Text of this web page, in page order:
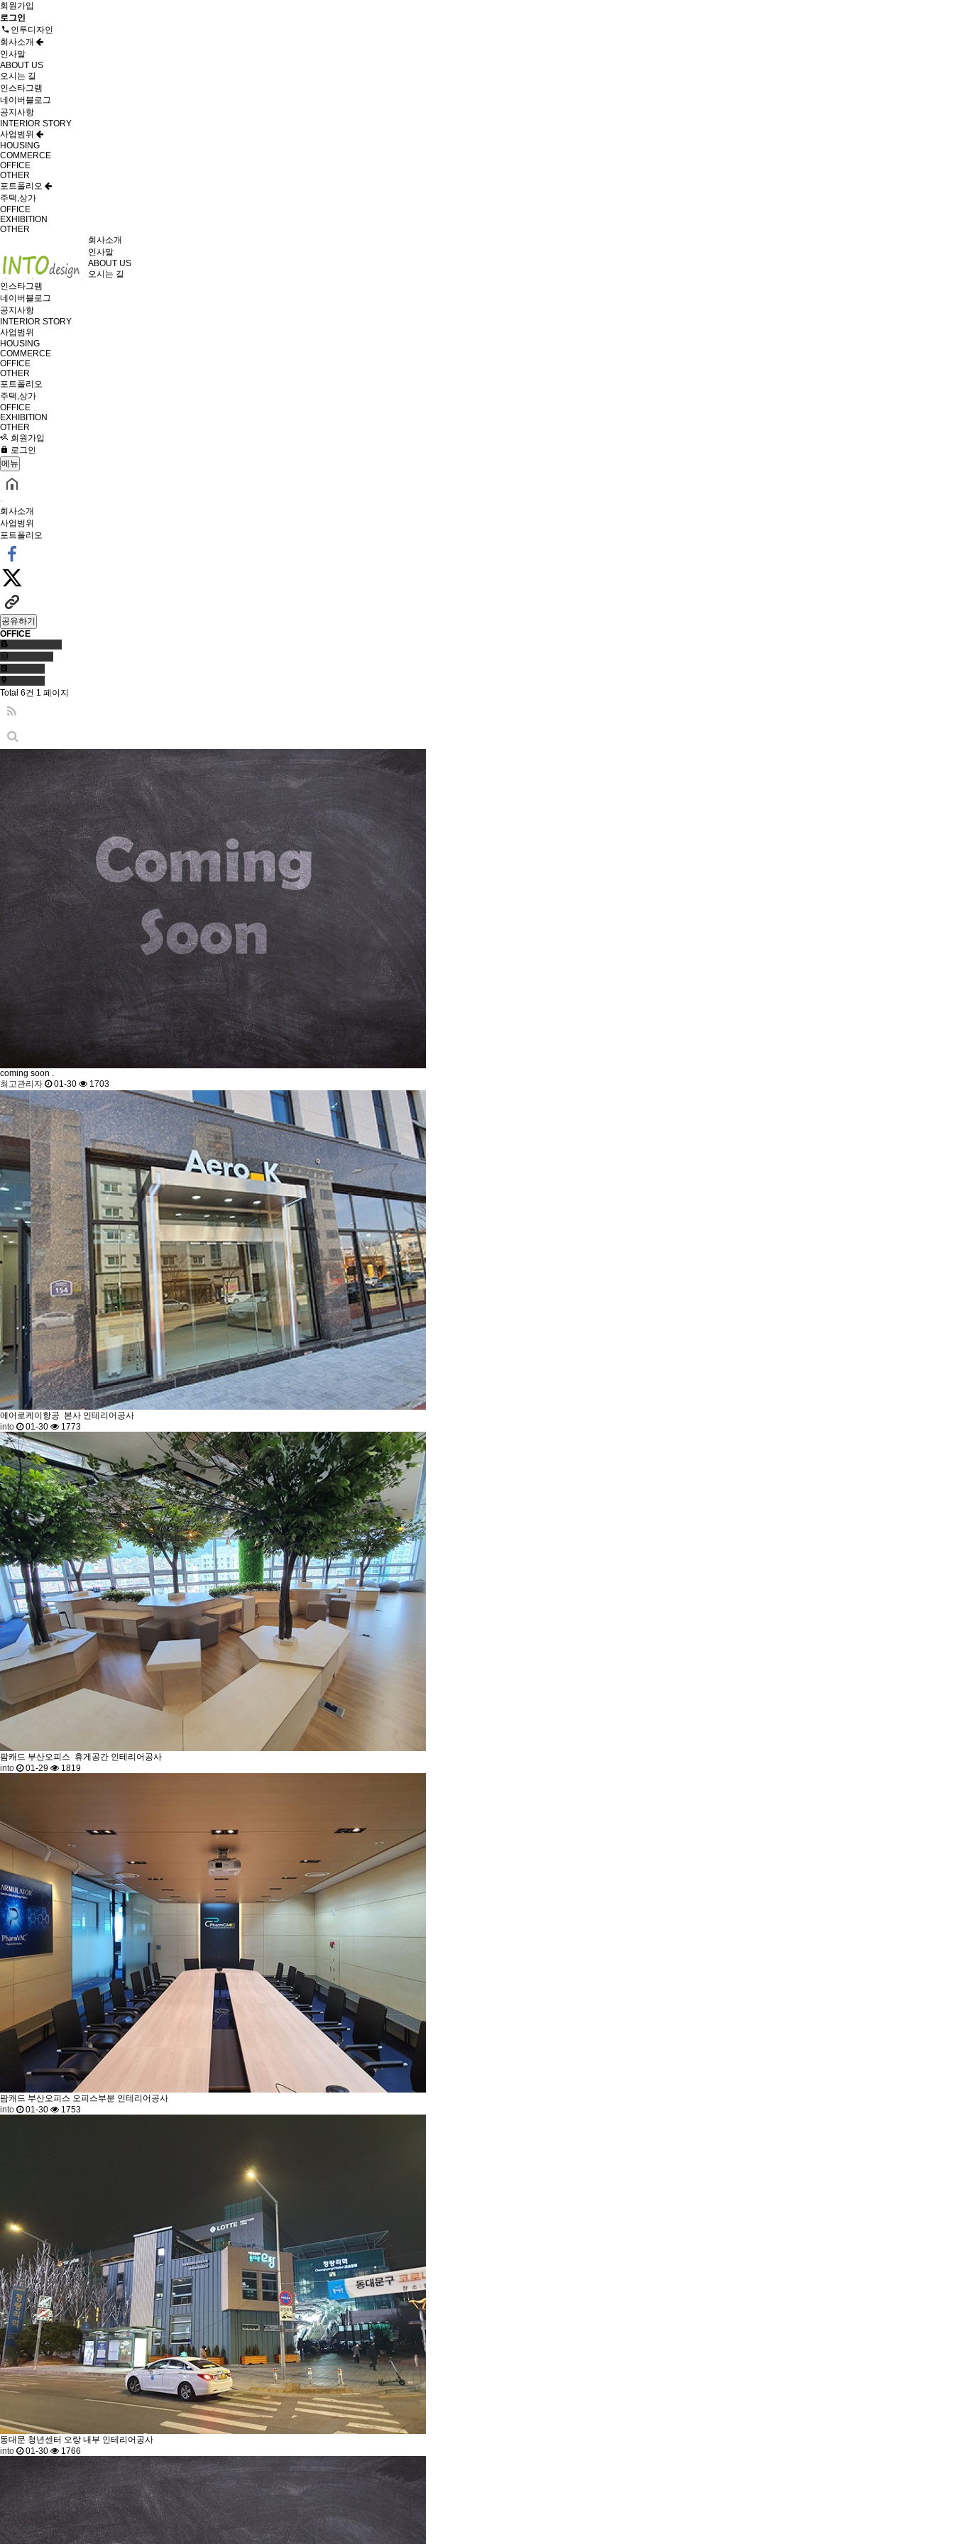
회원가입
로그인
인투디자인
회사소개
인사말
ABOUT US
오시는 길
인스타그램
네이버블로그
공지사항
INTERIOR STORY
사업범위
HOUSING
COMMERCE
OFFICE
OTHER
포트폴리오
주택,상가
OFFICE
EXHIBITION
OTHER
회사소개
인사말
ABOUT US
오시는 길
인스타그램
네이버블로그
공지사항
INTERIOR STORY
사업범위
HOUSING
COMMERCE
OFFICE
OTHER
포트폴리오
주택,상가
OFFICE
EXHIBITION
OTHER
회원가입
로그인
메뉴
회사소개
사업범위
포트폴리오
공유하기
OFFICE
Total 6건 1 페이지
coming soon .
최고관리자
01-30 1703
에어로케이항공 본사 인테리어공사
into
01-30 1773
팜캐드 부산오피스 휴게공간 인테리어공사
into
01-29 1819
팜캐드 부산오피스 오피스부분 인테리어공사
into
01-30 1753
동대문 청년센터 오랑 내부 인테리어공사
into
01-30 1766